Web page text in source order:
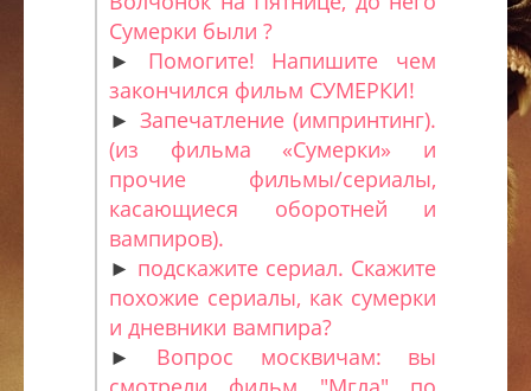
Сумерки были ?
► Помогите! Напишите чем
закончился фильм СУМЕРКИ!
► Запечатление (импринтинг).
(из фильма «Сумерки» и
прочие фильмы/сериалы,
касающиеся оборотней и
вампиров).
► подскажите сериал. Скажите
похожие сериалы, как сумерки
и дневники вампира?
► Вопрос москвичам: вы